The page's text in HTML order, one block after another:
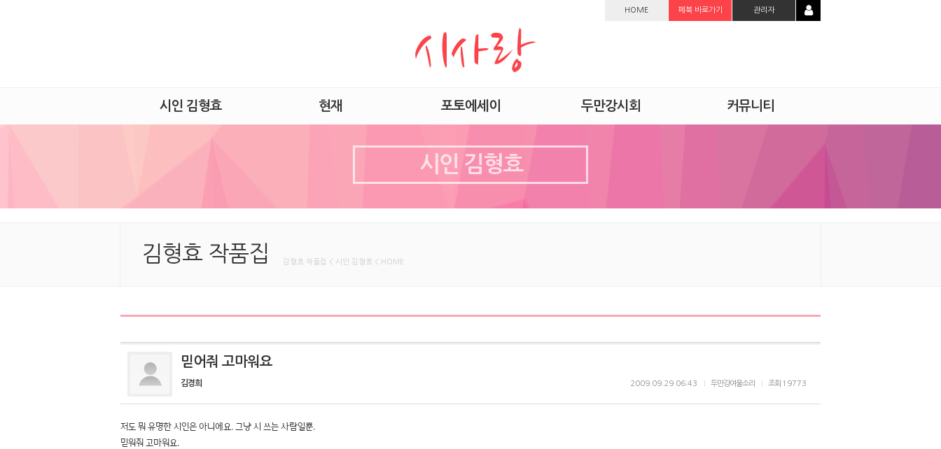
HOME 페북 바로가기 관리자
시인 김형효 현재 포토에세이 두만강시회 커뮤니티
시인 김형효
김형효 작품집 김형효 작품집 < 시인 김형효 < HOME
믿어줘 고마워요
김경희 조회 19773
두만강여울소리
2009.09.29 06:43
저도 뭐 유명한 시인은 아니에요. 그냥 시 쓰는 사람일뿐.
믿워줘 고마워요.